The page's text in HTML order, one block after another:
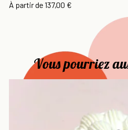
À partir dePrix
137,00 €
Vous pourriez